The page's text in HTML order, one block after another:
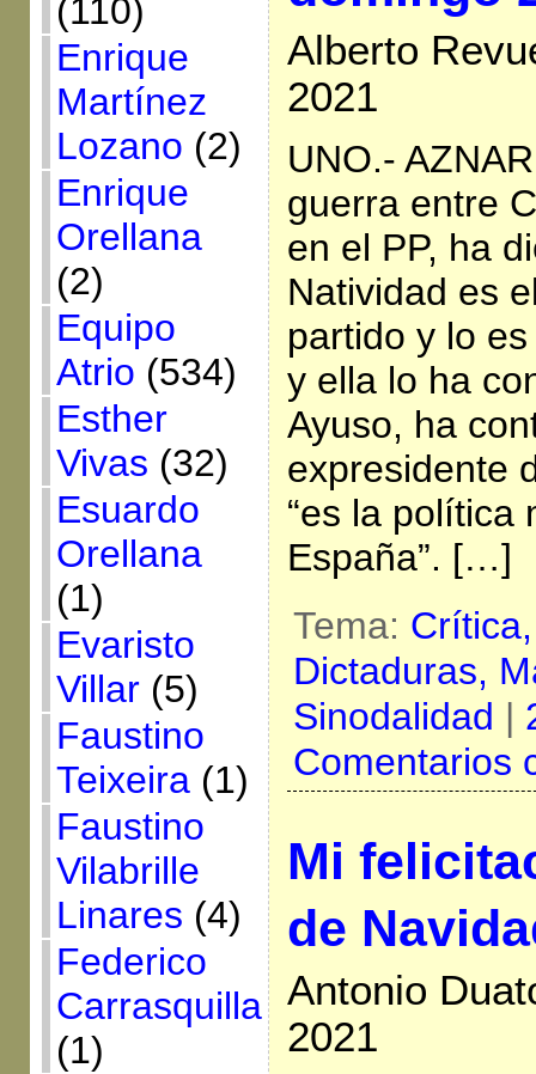
(110)
Enrique
Martínez
Lozano (2)
Enrique
Orellana
(2)
Equipo
Atrio (534)
Esther
Vivas (32)
Esuardo
Orellana
(1)
Evaristo
Villar(5)
Faustino
Teixeira(1)
Faustino
Vilabrille
Linares (4)
Federico
Carrasquilla
(1)
Alberto
2021
UNO.-
guerra entre
en el PP, ha
Natividad es
partido y lo
y ella lo ha
Ayuso, ha
expresidente
“es la política
España”. […]
Tema:
Dictaduras,
Sinodalidad |
Comentarios
Mi
de
Antonio
2021